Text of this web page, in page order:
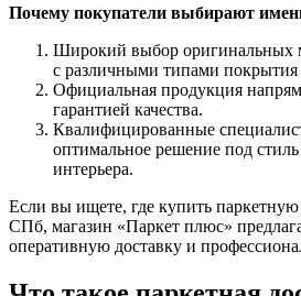
Почему покупатели выбирают
Широкий выбор оригинальных
с различными типами покрытия
Официальная продукция
гарантией качества.
Квалифицированные
оптимальное решение под
интерьера.
Если вы ищете, где купить
СПб, магазин «Паркет плюс»
оперативную доставку и